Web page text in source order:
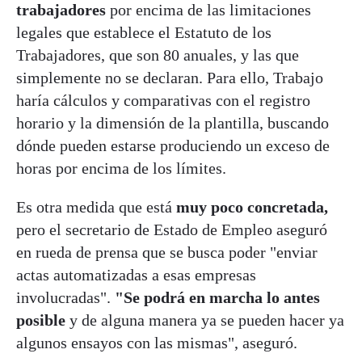
trabajadores por encima de las limitaciones
legales que establece el Estatuto de los
Trabajadores, que son 80 anuales, y las que
simplemente no se declaran. Para ello, Trabajo
haría cálculos y comparativas con el registro
horario y la dimensión de la plantilla, buscando
dónde pueden estarse produciendo un exceso de
horas por encima de los límites.
Es otra medida que está muy poco concretada,
pero el secretario de Estado de Empleo aseguró
en rueda de prensa que se busca poder "enviar
actas automatizadas a esas empresas
involucradas". "Se podrá en marcha lo antes
posible y de alguna manera ya se pueden hacer ya
algunos ensayos con las mismas", aseguró.